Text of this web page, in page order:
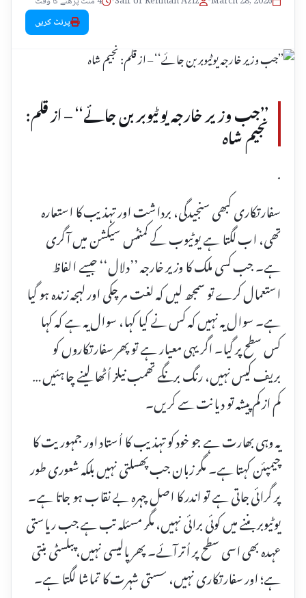
پرنٹ کریں
’’جب وزیر خارجہ یوٹیوبر بن جائے‘‘ – از قلم:
نجیم شاہ
.
سفارتکاری کبھی سنجیدگی، برداشت اور تہذیب کا استعارہ
تھی، اب لگتا ہے یوٹیوب کے کمنٹس سیکشن میں آ گری
ہے۔ جب کسی ملک کا وزیر خارجہ ’’دلال‘‘ جیسے الفاظ
استعمال کرے تو سمجھ لیں کہ لغت مر چکی اور لہجہ زندہ ہو گیا
ہے۔ سوال یہ نہیں کہ کس نے کیا کہا، سوال یہ ہے کہ کہا
کس سطح پر گیا۔ اگر یہی معیار ہے تو پھر سفارتکاروں کو
بریف کیس نہیں، رنگ برنگے تھمب نیلز اُٹھا لینے چاہئیں …
کم از کم پیشہ تو دیانت سے کریں۔
یہ وہی بھارت ہے جو خود کو تہذیب کا اُستاد اور جمہوریت کا
چیمپئن کہتا ہے۔ مگر زبان جب پھسلتی نہیں بلکہ شعوری طور
پر گرائی جاتی ہے تو اندر کا اصل چہرہ بے نقاب ہو جاتا ہے۔
یوٹیوبر بننے میں کوئی برائی نہیں، مگر مسئلہ تب ہے جب ریاستی
عہدہ بھی اسی سطح پر اُتر آئے۔ پھر پالیسی نہیں، پبلسٹی بنتی
ہے؛ اور سفارتکاری نہیں، سستی شہرت کا تماشا لگتا ہے۔